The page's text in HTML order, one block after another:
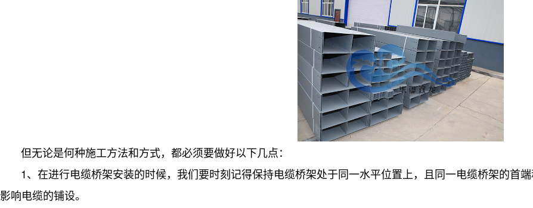
但无论是何种施工方法和方式，都必须要做好以下几点：
1、在进行电缆桥架安装的时候，我们要时刻记得保持电缆桥架处于同一水平位置上，且同一电缆桥架的首
影响电缆的铺设。